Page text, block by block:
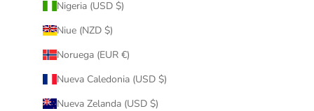
Nigeria (USD $)
Niue (NZD $)
Noruega (EUR €)
Nueva Caledonia (USD $)
Nueva Zelanda (USD $)